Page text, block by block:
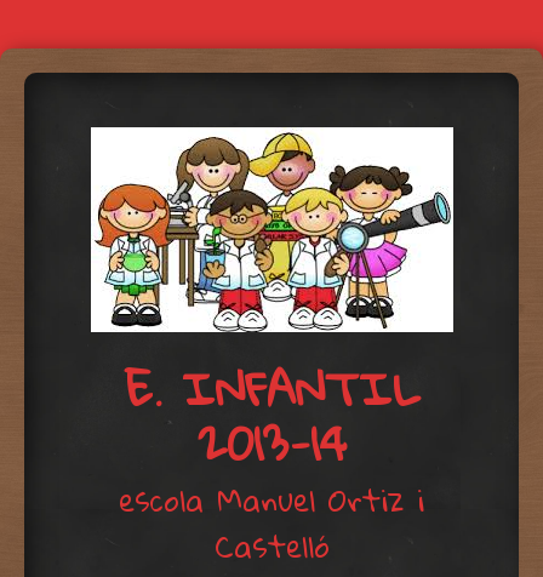
E. INFANTIL
2013-14
escola Manuel Ortiz i
Castelló